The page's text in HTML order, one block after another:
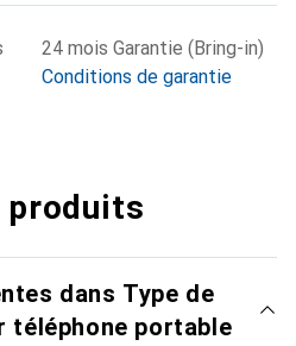
24 mois Garantie (Bring-in)
Conditions de garantie
produits
dans Type de
téléphone portable